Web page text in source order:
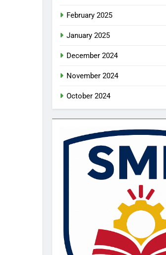
February 2025
January 2025
December 2024
November 2024
October 2024